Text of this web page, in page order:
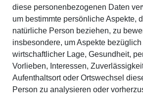
diese personenbezogenen Daten
um bestimmte persönliche Aspekte,
natürliche Person beziehen, zu
insbesondere, um Aspekte
wirtschaftlicher Lage, Gesundheit,
Vorlieben, Interessen,
Aufenthaltsort oder Ortswechsel
Person zu analysieren oder